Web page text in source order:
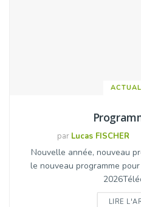
par Lucas FISCHER
Nouvelle année, nouveau
le nouveau programme
LIRE